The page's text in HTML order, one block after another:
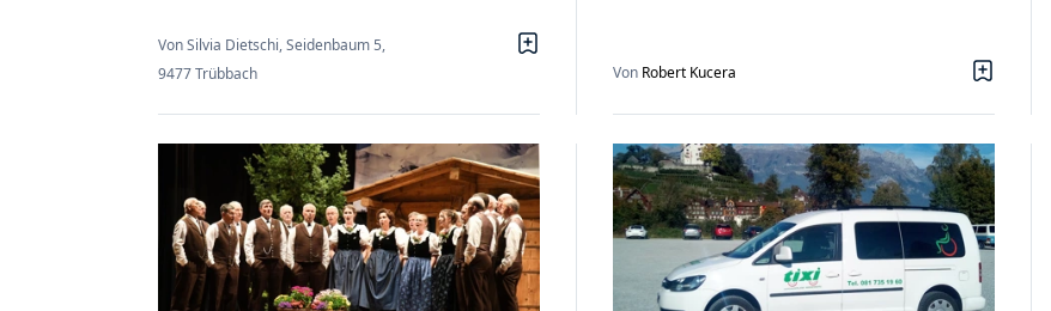
Von Silvia Dietschi, Seidenbaum 5,
9477 Trübbach
Von Robert Kucera